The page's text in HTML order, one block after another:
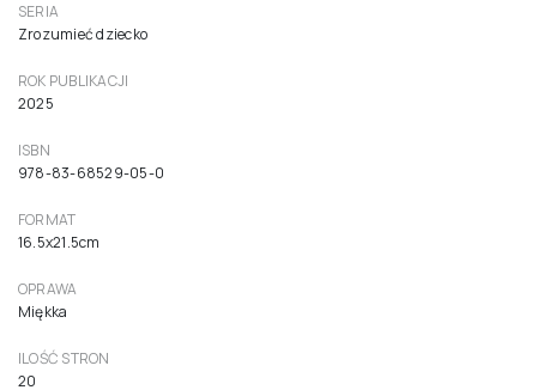
Do koszyka
AUTOR
ILUSTRATOR
WYDAWCA
SERIA
ROK PUBLIKACJI